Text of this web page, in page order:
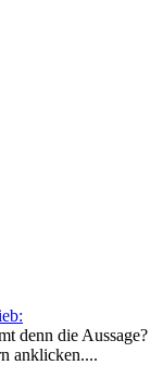
denn die Aussage?
anklicken....